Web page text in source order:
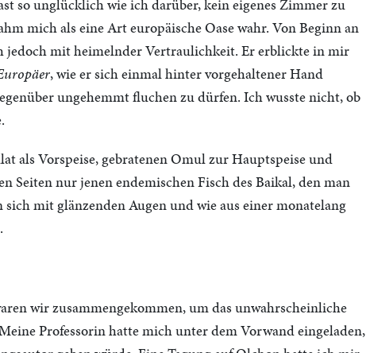
so unglücklich wie ich darüber, kein eigenes Zimmer zu
mich als eine Art europäische Oase wahr. Von Beginn an
jedoch mit heimelnder Vertraulichkeit. Er erblickte in mir
, wie er sich einmal hinter vorgehaltener Hand
ungehemmt fluchen zu dürfen. Ich wusste nicht, ob
als Vorspeise, gebratenen Omul zur Hauptspeise und
Seiten nur jenen endemischen Fisch des Baikal, den man
mit glänzenden Augen und wie aus einer monatelang
wir zusammengekommen, um das unwahrscheinliche
Professorin hatte mich unter dem Vorwand eingeladen,